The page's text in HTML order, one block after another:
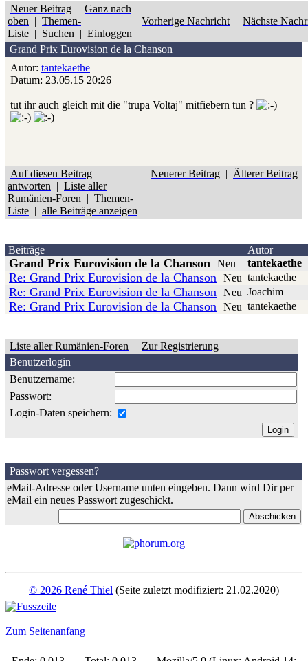
Neuer Beitrag | Ganz nach
oben | Themen-
Liste | Suchen | Einloggen
Vorherige Nachricht | Nächste
Grand Prix Eurovision de la Chanson
Autor: tantekaethe
Datum: 23.05.15 20:26
tut ihr auch gleich mit die "trupa Voltaj" mitfiebern tun ?
Auf diesen Beitrag
antworten | Liste aller
Rumänien-Foren | Themen-
Liste | alle Beiträge anzeigen
Neuerer Beitrag | Älterer Beitrag
Beiträge Autor
Grand Prix Eurovision de la Chanson Neu tantekaethe
Re: Grand Prix Eurovision de la Chanson Neu tantekaethe
Re: Grand Prix Eurovision de la Chanson Neu Joachim
Re: Grand Prix Eurovision de la Chanson Neu tantekaethe
Liste aller Rumänien-Foren | Zur Registrierung
Benutzerlogin
Benutzername:
Passwort:
Login-Daten speichern:
Passwort vergessen?
eMail-Adresse oder Username unten eingeben. Dann wird Dir per
eMail ein neues Passwort zugeschickt.
© 2026 René Thiel (Seite zuletzt modifiziert: 21.02.2020)
Zum Seitenanfang